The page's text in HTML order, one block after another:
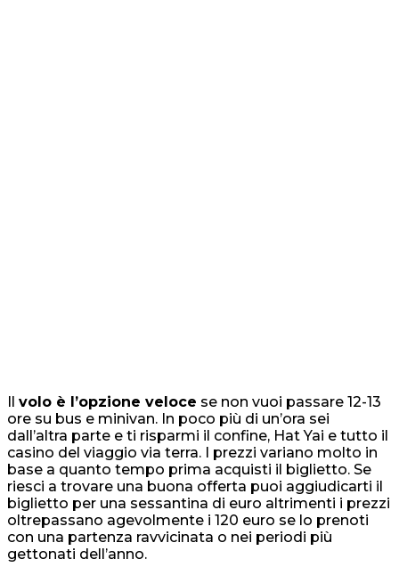
Il volo è l’opzione veloce se non vuoi passare 12-13
ore su bus e minivan. In poco più di un’ora sei
dall’altra parte e ti risparmi il confine, Hat Yai e tutto il
casino del viaggio via terra. I prezzi variano molto in
base a quanto tempo prima acquisti il biglietto. Se
riesci a trovare una buona offerta puoi aggiudicarti il
biglietto per una sessantina di euro altrimenti i prezzi
oltrepassano agevolmente i 120 euro se lo prenoti
con una partenza ravvicinata o nei periodi più
gettonati dell’anno.